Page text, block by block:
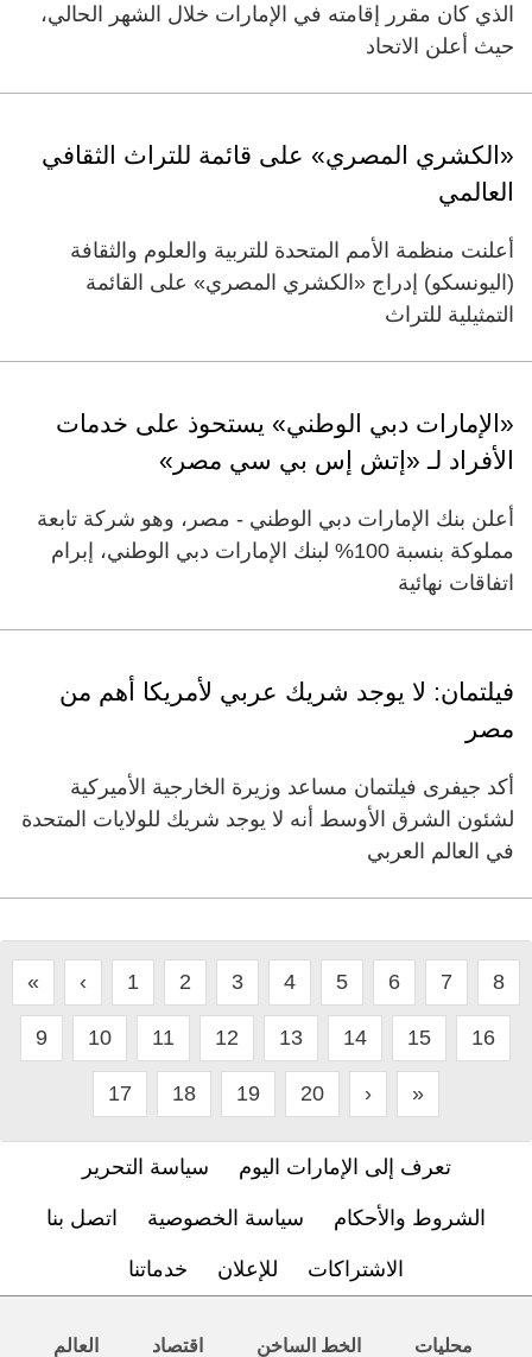
الذي كان مقرر إقامته في الإمارات خلال الشهر الحالي،
حيث أعلن الاتحاد
«الكشري المصري» على قائمة للتراث الثقافي
العالمي
أعلنت منظمة الأمم المتحدة للتربية والعلوم والثقافة
(اليونسكو) إدراج «الكشري المصري» على القائمة
التمثيلية للتراث
«الإمارات دبي الوطني» يستحوذ على خدمات
الأفراد لـ «إتش إس بي سي مصر»
أعلن بنك الإمارات دبي الوطني - مصر، وهو شركة تابعة
مملوكة بنسبة 100% لبنك الإمارات دبي الوطني، إبرام
اتفاقات نهائية
فيلتمان: لا يوجد شريك عربي لأمريكا أهم من
مصر
أكد جيفرى فيلتمان مساعد وزيرة الخارجية الأميركية
لشئون الشرق الأوسط أنه لا يوجد شريك للولايات المتحدة
في العالم العربي
« ‹ 1 2 3 4 5 6 7 8
9 10 11 12 13 14 15 16
17 18 19 20 › »
تعرف إلى الإمارات اليوم سياسة التحرير
الشروط والأحكام سياسة الخصوصية اتصل بنا
الاشتراكات للإعلان خدماتنا
محليات الخط الساخن اقتصاد العالم